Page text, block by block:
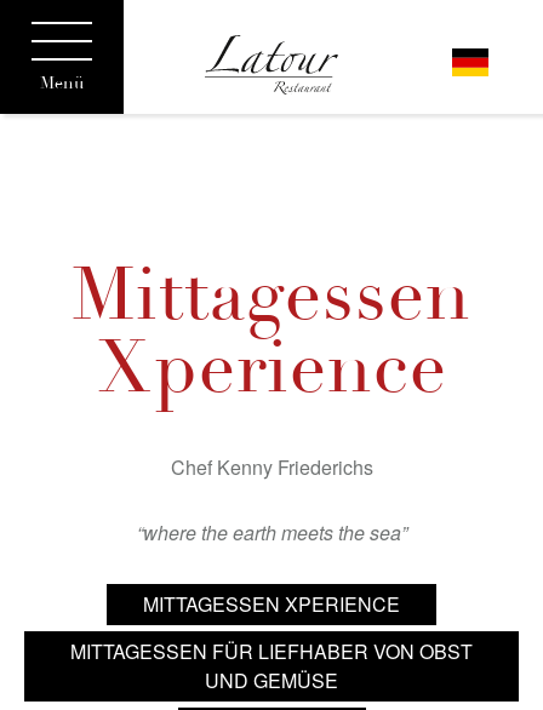
Menü
Mittagessen
Xperience
Chef Kenny Friederichs
“where the earth meets the sea”
MITTAGESSEN XPERIENCE
MITTAGESSEN FÜR LIEFHABER VON OBST
UND GEMÜSE